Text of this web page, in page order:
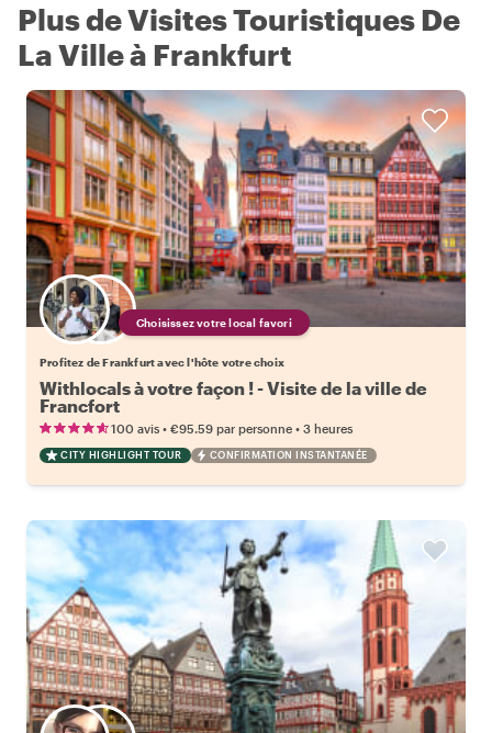
Plus de Visites Touristiques De
La Ville à Frankfurt
Choisissez votre local favori
Profitez de Frankfurt avec l'hôte votre choix
Withlocals à votre façon ! - Visite de la ville de
Francfort
100 avis • €95.59 par personne • 3 heures
CITY HIGHLIGHT TOUR CONFIRMATION INSTANTANÉE